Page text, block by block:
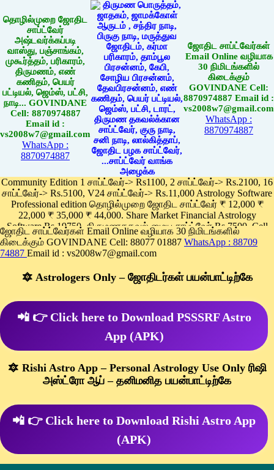
தொழில்முறை ஜோதிட
சாப்ட்வேர்
அஷ்டவர்க்கப்படி
வாஸ்து, பஞ்சாங்கம்,
முகூர்த்தம், பரிகாரம்,
திருமணம், எண்
கணிதம், பெயர்
பட்டியல், ஜெம்ஸ், பட்சி,
நாடி... GOVINDANE
Cell: 8870974887
Email id :
vs2008w7@gmail.com
WhatsApp :
8870974887
ஜோதிட சாப்ட்வேர்கள்
Email Online வழியாக
30 நிமிடங்களில்
கிடைக்கும்
GOVINDANE Cell:
8870974887 Email id :
vs2008w7@gmail.com
WhatsApp :
8870974887
Community Edition 1 சாப்ட்வேர்-> Rs1100, 2 சாப்ட்வேர்-> Rs.2100, 16
சாப்ட்வேர்-> Rs.5100, V24 சாப்ட்வேர்-> Rs.11,000 Astrology Software
Professional edition தொழில்முறை ஜோதிட சாப்ட்வேர் ₹ 12,000 ₹
22,000 ₹ 35,000 ₹ 44,000. Share Market Financial Astrology
Software Rs.19750, திருமணதகவல் மைய சாப்ட்வேர் Rs.7500, Cell
Phone App Rs. 1100
Pay online
ஜோதிட சாப்ட்வேர்கள் Email Online வழியாக 30 நிமிடங்களில்
கிடைக்கும் GOVINDANE Cell: 88077 01887 WhatsApp : 88709
74887 Email id : vs2008w7@gmail.com
🔯 Astrologers Only – ஜோதிடர்கள் பயன்பாட்டிற்கே
📲 👉 Click here to Download PSSSRF Astro
App (APK)
🔯 Rishi Astro App – Personal Astrology Use Only ரிஷி
அஸ்ட்ரோ ஆப் – தனிமனித பயன்பாட்டிற்கே
📲 👉 Click here to Download Rishi Astro App
(APK)